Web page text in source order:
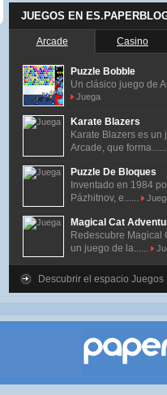
JUEGOS EN
Arcade Casino
Puzzle Bobble
Un clásico juego de
Juega
Karate Blazers
Karate Blazers es un
Arcade, que forma......
Puzzle De Bloques
Inventado en 1984
Pázhitnov, e......
Magical Cat
Redescubre Magical
un juego de la......
Descubrir el espacio Juegos